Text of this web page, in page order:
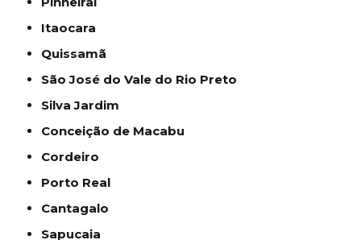
Itaocara
Quissamã
São José do Vale do Rio Preto
Silva Jardim
Conceição de Macabu
Cordeiro
Porto Real
Cantagalo
Sapucaia